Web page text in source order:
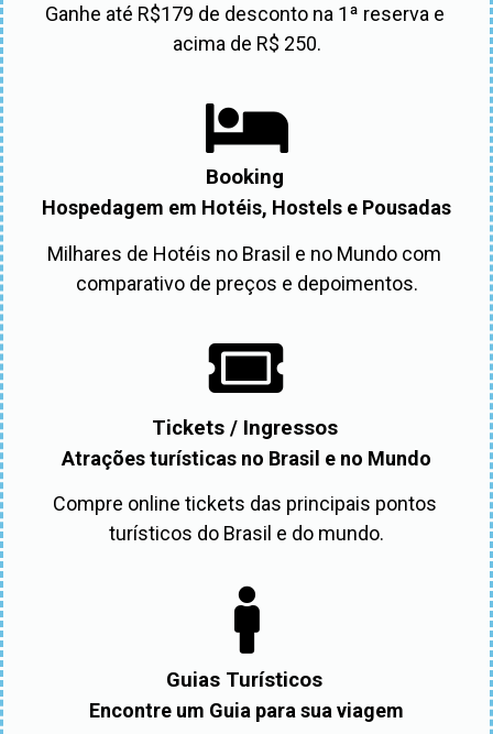
Ganhe até R$179 de desconto na 1ª reserva e
acima de R$ 250.
Booking
Hospedagem em Hotéis, Hostels e Pousadas
Milhares de Hotéis no Brasil e no Mundo com
comparativo de preços e depoimentos.
Tickets / Ingressos
Atrações turísticas no Brasil e no Mundo
Compre online tickets das principais pontos
turísticos do Brasil e do mundo.
Guias Turísticos
Encontre um Guia para sua viagem